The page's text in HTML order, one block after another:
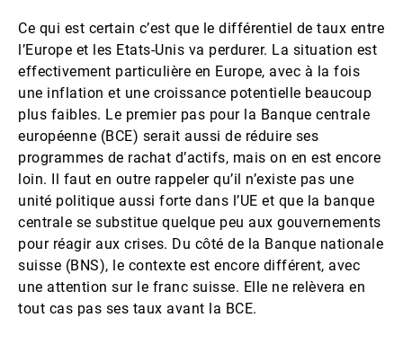
Ce qui est certain c’est que le différentiel de taux entre
l’Europe et les Etats-Unis va perdurer. La situation est
effectivement particulière en Europe, avec à la fois
une inflation et une croissance potentielle beaucoup
plus faibles. Le premier pas pour la Banque centrale
européenne (BCE) serait aussi de réduire ses
programmes de rachat d’actifs, mais on en est encore
loin. Il faut en outre rappeler qu’il n’existe pas une
unité politique aussi forte dans l’UE et que la banque
centrale se substitue quelque peu aux gouvernements
pour réagir aux crises. Du côté de la Banque nationale
suisse (BNS), le contexte est encore différent, avec
une attention sur le franc suisse. Elle ne relèvera en
tout cas pas ses taux avant la BCE.